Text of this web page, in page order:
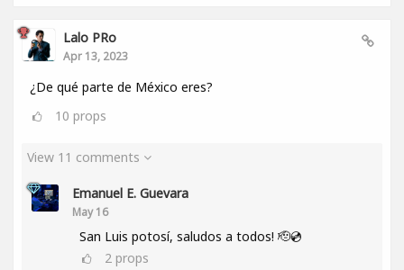
Lalo PRo
Apr 13, 2023
¿De qué parte de México eres?
10 props
View 11 comments
Emanuel E. Guevara
May 16
San Luis potosí, saludos a todos! 🫡💿
2 props